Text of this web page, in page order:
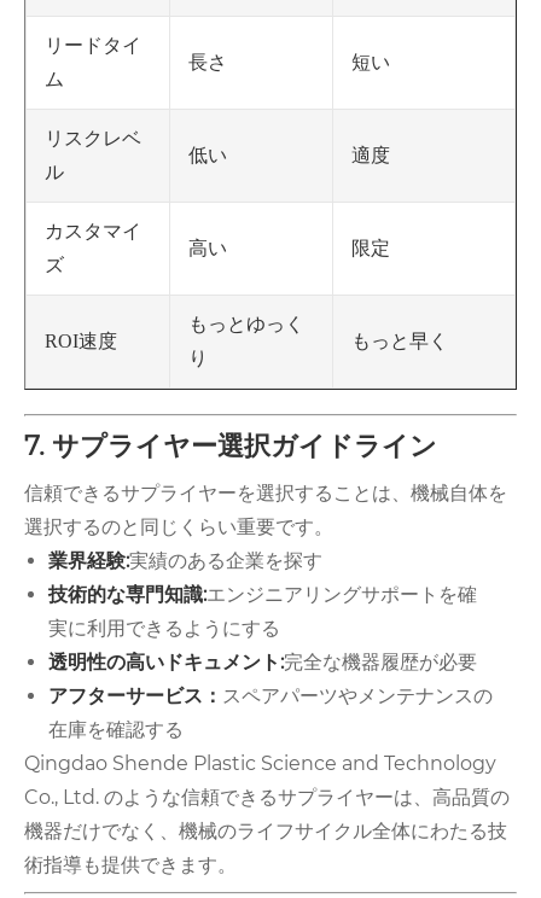
リードタイ
ム
長さ 短い
リスクレベ
ル
低い 適度
カスタマイ
ズ
高い 限定
ROI速度
もっとゆっく
り
もっと早く
7. サプライヤー選択ガイドライン
信頼できるサプライヤーを選択することは、機械自体を
選択するのと同じくらい重要です。
業界経験:実績のある企業を探す
技術的な専門知識:エンジニアリングサポートを確
実に利用できるようにする
透明性の高いドキュメント:完全な機器履歴が必要
アフターサービス： スペアパーツやメンテナンスの
在庫を確認する
Qingdao Shende Plastic Sc​​ience and Technology
Co., Ltd. のような信頼できるサプライヤーは、高品質の
機器だけでなく、機械のライフサイクル全体にわたる技
術指導も提供できます。